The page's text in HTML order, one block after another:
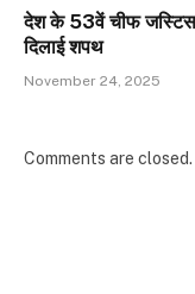
देश के 53वें चीफ जस्टिस
दिलाई शपथ
November 24, 2025
Comments are closed.